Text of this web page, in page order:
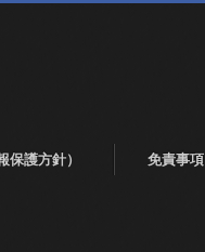
保護方針） 免責事項